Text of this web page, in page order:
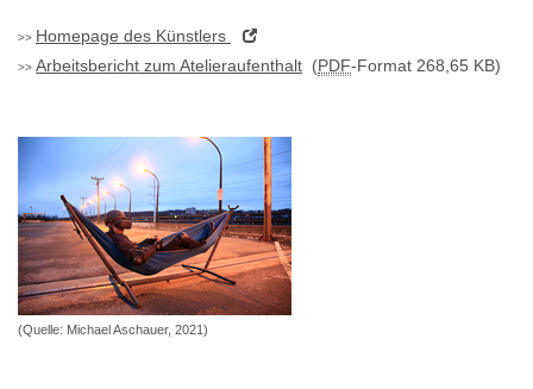
Homepage des Künstlers
Arbeitsbericht zum Atelieraufenthalt (PDF-Format 268,65 KB)
(Quelle: Michael Aschauer, 2021)